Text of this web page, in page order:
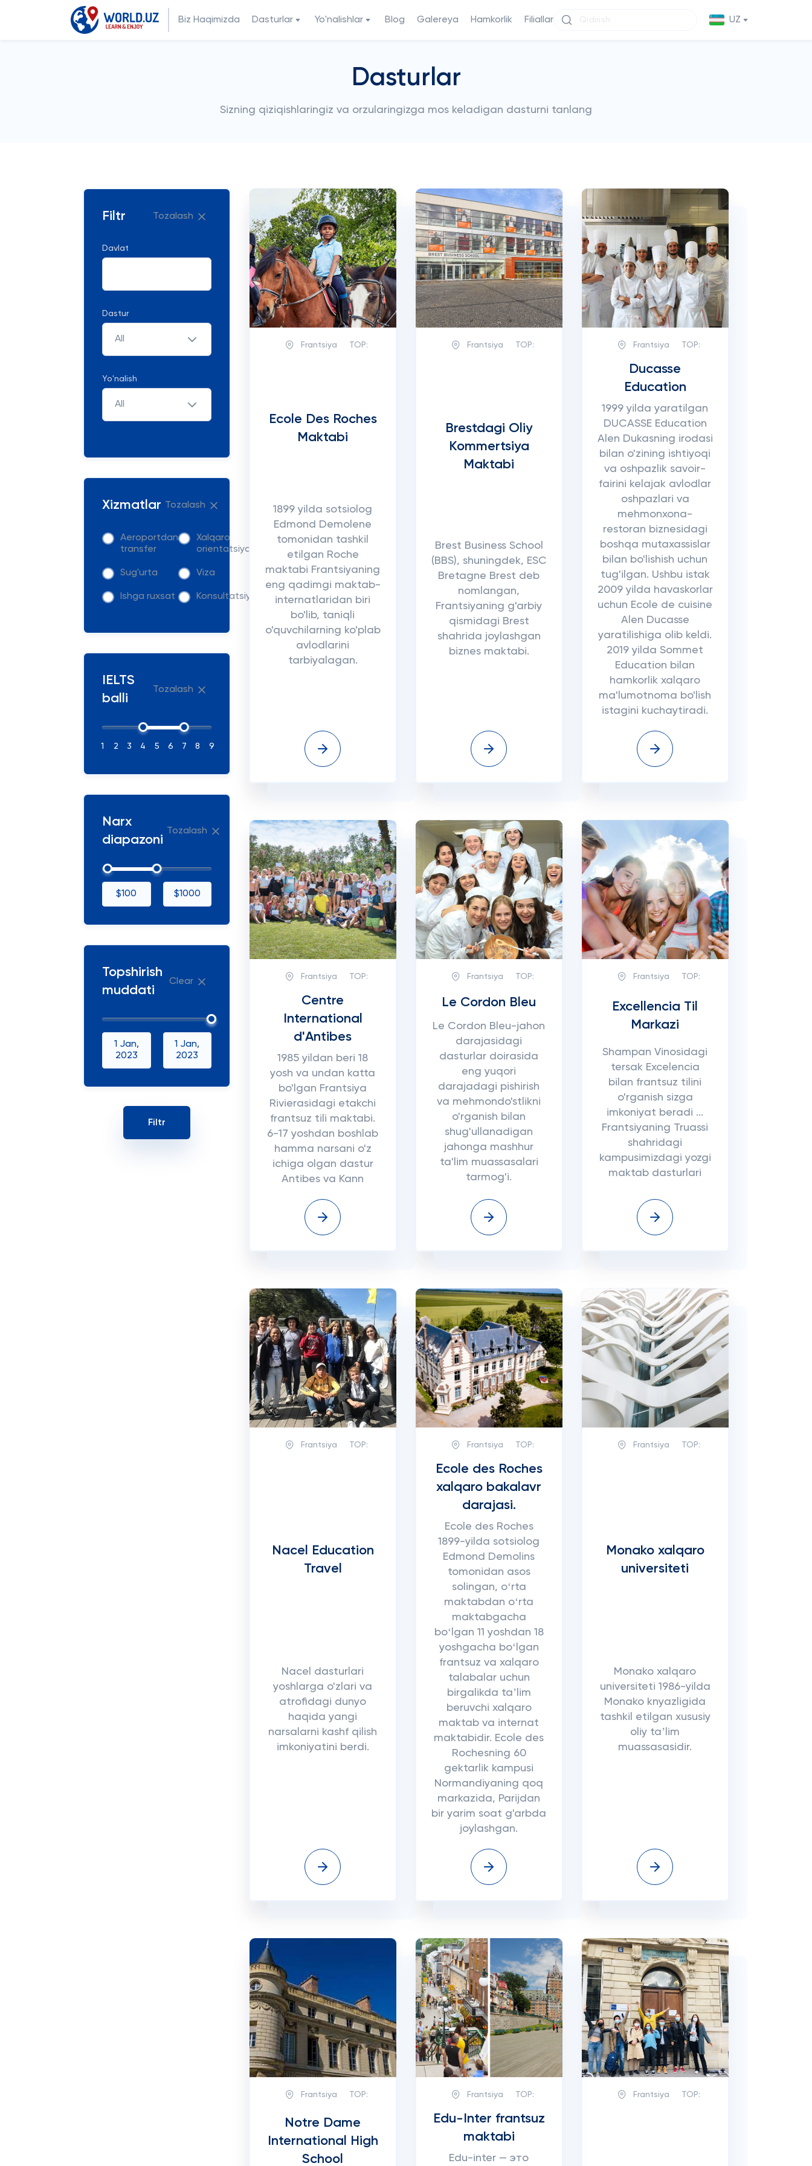
Biz Haqimizda Dasturlar Yo'nalishlar Blog Galereya Hamkorlik Filiallar UZ
Dasturlar
Sizning qiziqishlaringiz va orzularingizga mos keladigan dasturni tanlang
Filtr Tozalash
Davlat
Dastur
All
Yo'nalish
All
Xizmatlar Tozalash
Aeroportdan
transfer
Xalqaro
orientatsiya
Sug'urta Viza
Ishga ruxsat Konsultatsiya
IELTS
balli
Tozalash
1 2 3 4 5 6 7 8 9
Narx
diapazoni
Tozalash
$100 $1000
Topshirish
muddati
Clear
1 Jan,
2023
1 Jan,
2023
Frantsiya TOP:
Ecole Des Roches
Maktabi
1899 yilda sotsiolog
Edmond Demolene
tomonidan tashkil
etilgan Roche
maktabi Frantsiyaning
eng qadimgi maktab-
internatlaridan biri
bo'lib, taniqli
o'quvchilarning ko'plab
avlodlarini
tarbiyalagan.
Frantsiya TOP:
Brestdagi Oliy
Kommertsiya
Maktabi
Brest Business School
(BBS), shuningdek, ESC
Bretagne Brest deb
nomlangan,
Frantsiyaning g'arbiy
qismidagi Brest
shahrida joylashgan
biznes maktabi.
Frantsiya TOP:
Ducasse
Education
1999 yilda yaratilgan
DUCASSE Education
Alen Dukasning irodasi
bilan o'zining ishtiyoqi
va oshpazlik savoir-
fairini kelajak avlodlar
oshpazlari va
mehmonxona-
restoran biznesidagi
boshqa mutaxassislar
bilan bo'lishish uchun
tug'ilgan. Ushbu istak
2009 yilda havaskorlar
uchun Ecole de cuisine
Alen Ducasse
yaratilishiga olib keldi.
2019 yilda Sommet
Education bilan
hamkorlik xalqaro
ma'lumotnoma bo'lish
istagini kuchaytiradi.
Frantsiya TOP:
Centre
International
d'Antibes
1985 yildan beri 18
yosh va undan katta
bo'lgan Frantsiya
Rivierasidagi etakchi
frantsuz tili maktabi.
6-17 yoshdan boshlab
hamma narsani o'z
ichiga olgan dastur
Antibes va Kann
Frantsiya TOP:
Le Cordon Bleu
Le Cordon Bleu-jahon
darajasidagi
dasturlar doirasida
eng yuqori
darajadagi pishirish
va mehmondo'stlikni
o'rganish bilan
shug'ullanadigan
jahonga mashhur
ta'lim muassasalari
tarmog'i.
Frantsiya TOP:
Excellencia Til
Markazi
Shampan Vinosidagi
tersak Excelencia
bilan frantsuz tilini
o'rganish sizga
imkoniyat beradi ...
Frantsiyaning Truassi
shahridagi
kampusimizdagi yozgi
maktab dasturlari
Frantsiya TOP:
Nacel Education
Travel
Nacel dasturlari
yoshlarga o'zlari va
atrofidagi dunyo
haqida yangi
narsalarni kashf qilish
imkoniyatini berdi.
Frantsiya TOP:
Ecole des Roches
xalqaro bakalavr
darajasi.
Ecole des Roches
1899-yilda sotsiolog
Edmond Demolins
tomonidan asos
solingan, oʻrta
maktabdan oʻrta
maktabgacha
boʻlgan 11 yoshdan 18
yoshgacha boʻlgan
frantsuz va xalqaro
talabalar uchun
birgalikda taʼlim
beruvchi xalqaro
maktab va internat
maktabidir. Ecole des
Rochesning 60
gektarlik kampusi
Normandiyaning qoq
markazida, Parijdan
bir yarim soat g'arbda
joylashgan.
Frantsiya TOP:
Monako xalqaro
universiteti
Monako xalqaro
universiteti 1986-yilda
Monako knyazligida
tashkil etilgan xususiy
oliy taʼlim
muassasasidir.
Frantsiya TOP:
Notre Dame
International High
School
Frantsiya TOP:
Edu-Inter frantsuz
maktabi
Edu-inter — это
Frantsiya TOP: